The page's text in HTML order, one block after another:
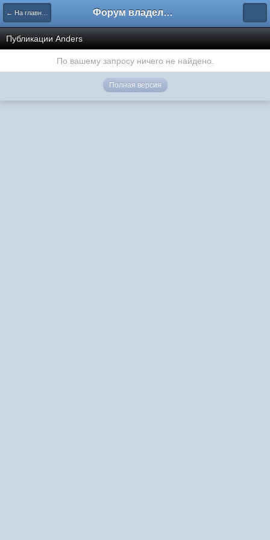
← На главную Форум владельцев интернет-магазинов
Публикации Anders
По вашему запросу ничего не найдено.
Полная версия